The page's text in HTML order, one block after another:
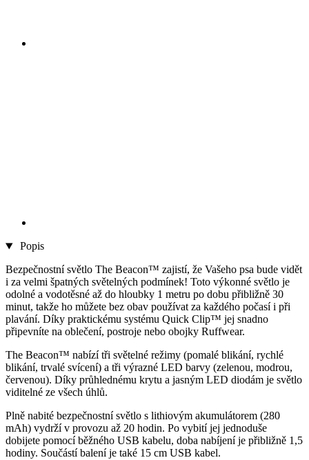
Popis
Bezpečnostní světlo The Beacon™ zajistí, že Vašeho psa bude vidět
i za velmi špatných světelných podmínek! Toto výkonné světlo je
odolné a vodotěsné až do hloubky 1 metru po dobu přibližně 30
minut, takže ho můžete bez obav používat za každého počasí i při
plavání. Díky praktickému systému Quick Clip™ jej snadno
připevníte na oblečení, postroje nebo obojky Ruffwear.
The Beacon™ nabízí tři světelné režimy (pomalé blikání, rychlé
blikání, trvalé svícení) a tři výrazné LED barvy (zelenou, modrou,
červenou). Díky průhlednému krytu a jasným LED diodám je světlo
viditelné ze všech úhlů.
Plně nabité bezpečnostní světlo s lithiovým akumulátorem (280
mAh) vydrží v provozu až 20 hodin. Po vybití jej jednoduše
dobijete pomocí běžného USB kabelu, doba nabíjení je přibližně 1,5
hodiny. Součástí balení je také 15 cm USB kabel.